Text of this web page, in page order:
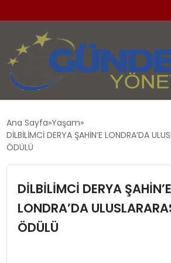
SIYASET
EKONOMI
Ana Sayfa Yaşam
DİLBİLİMCİ DERYA ŞAHİN’E LONDRA’DA
ÖDÜLÜ
DİLBİLİMCİ DERYA ŞAHİN’E
LONDRA’DA
ÖDÜLÜ